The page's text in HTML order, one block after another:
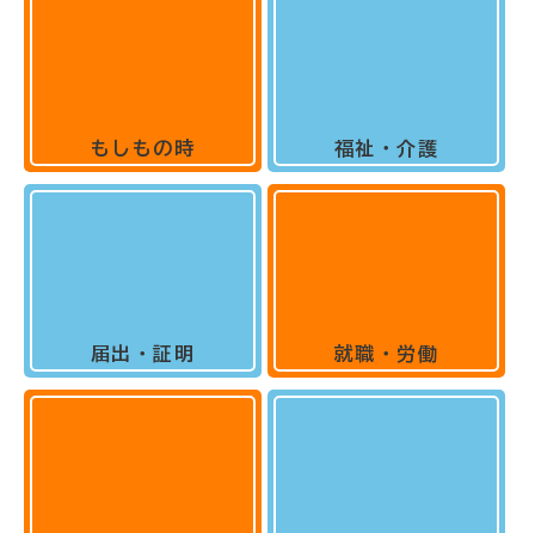
もしもの時
届出・証明
福祉・介護
就職・労働